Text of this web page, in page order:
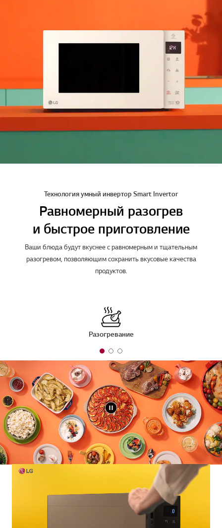
Технология умный инвертор Smart Invertor
Равномерный разогрев
и быстрое приготовление
Ваши блюда будут вкуснее с равномерным и тщательным
разогревом, позволяющим сохранить вкусовые качества
продуктов.
Разогревание